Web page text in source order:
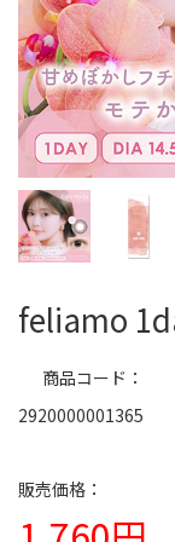
feliamo
商品コード
2920000001365